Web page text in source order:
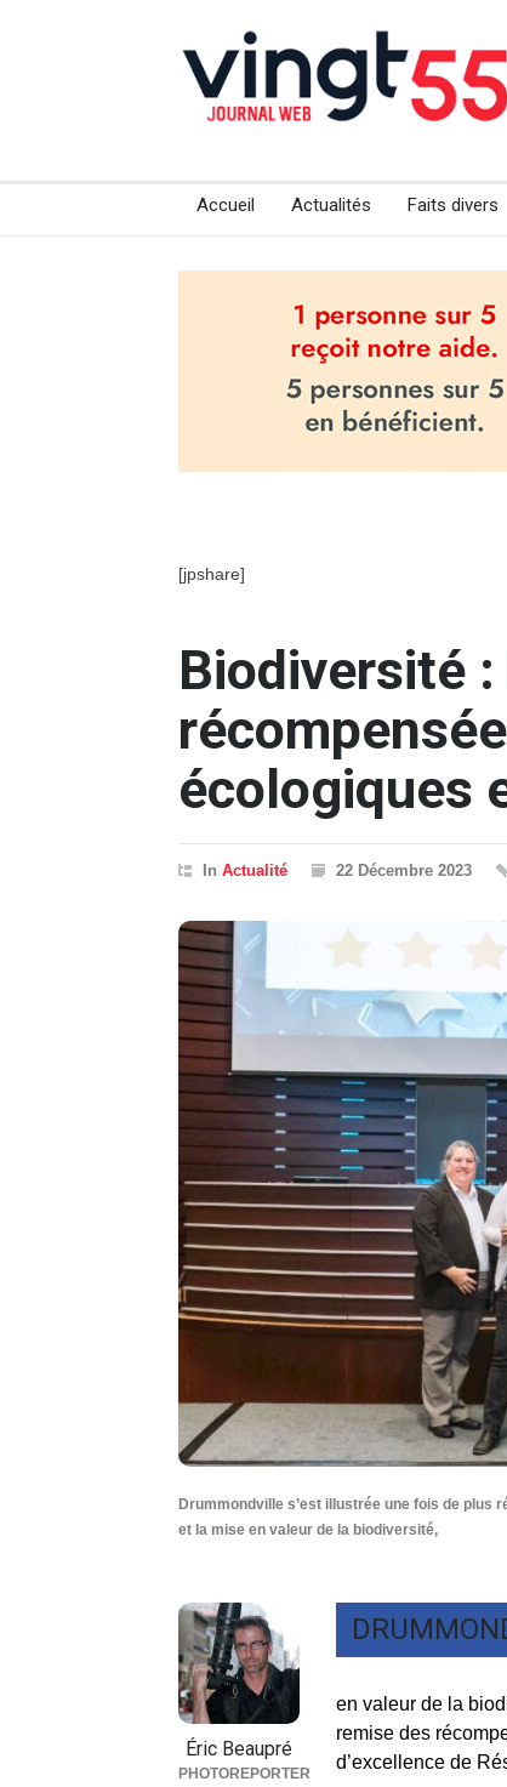
Accueil Actualités Faits divers
[jpshare]
Biodiversité
écologiques
In Actualité 22 Décembre 2023
Drummondville s’est illustrée une fois de
et la mise en valeur de la biodiversité,
en valeur de la
remise des
d’excellence de
Éric Beaupré
PHOTOREPORTER